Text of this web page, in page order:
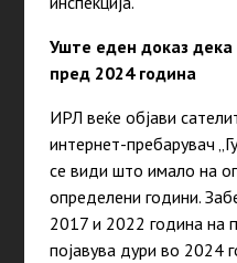
Уште еден доказ
пред 2024 година
ИРЛ веќе објави
интернет-пребарувач
се види што имало на
определени години.
2017 и 2022 година на
појавува дури во 2024